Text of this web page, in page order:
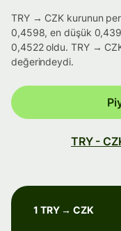
TRY → CZK kurunun
0,4598, en düşük
0,4522 oldu. TRY →
değerindeydi.
TRY -
1 TRY → CZK